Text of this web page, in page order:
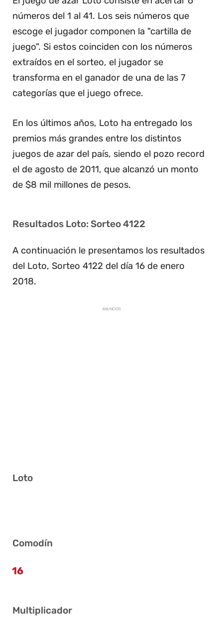
números del 1 al 41. Los seis números que
escoge el jugador componen la "cartilla de
juego". Si estos coinciden con los números
extraídos en el sorteo, el jugador se
transforma en el ganador de una de las 7
categorías que el juego ofrece.
En los últimos años, Loto ha entregado los
premios más grandes entre los distintos
juegos de azar del país, siendo el pozo record
el de agosto de 2011, que alcanzó un monto
de $8 mil millones de pesos.
Resultados Loto: Sorteo 4122
A continuación le presentamos los resultados
del Loto, Sorteo 4122 del día 16 de enero
2018.
ANUNCIOS
Loto
Comodín
16
Multiplicador